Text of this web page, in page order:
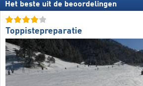
Het beste uit de beoordelingen
Toppistepreparatie